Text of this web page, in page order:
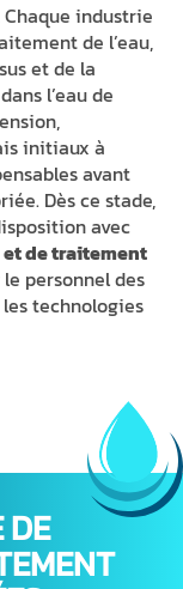
industrie
de l’eau,
et de la
l’eau de
initiaux à
avant
Dès ce stade,
avec
de traitement
personnel des
technologies
DE